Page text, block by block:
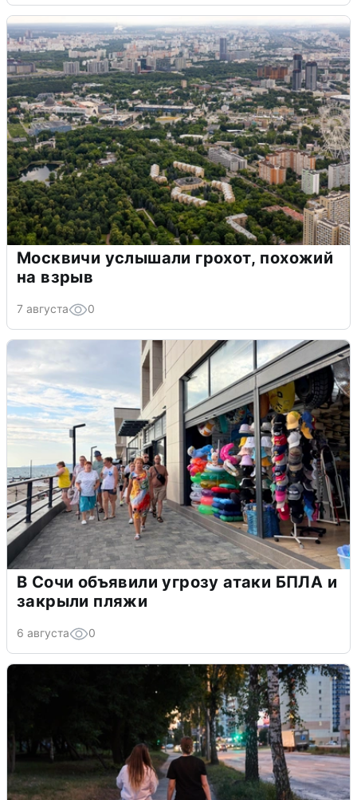
Москвичи услышали грохот, похожий
на взрыв
7 августа 0
В Сочи объявили угрозу атаки БПЛА и
закрыли пляжи
6 августа 0